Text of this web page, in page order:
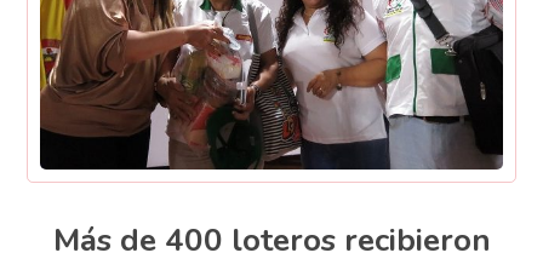
Más de 400 loteros recibieron